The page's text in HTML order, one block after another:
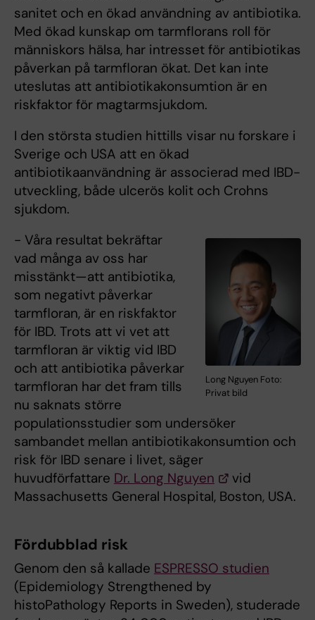
sanitet och en ökad användning av antibiotika.
Med ökad kunskap om tarmflorans roll för
människors hälsa, har intresset för antibiotikas
påverkan på tarmfloran ökat. Det kan inte
uteslutas att antibiotikakonsumtion är en
riskfaktor för magtarmsjukdom.
I den största studien hittills visar nu forskare i
Sverige och USA att en ökad
antibiotikaanvändning är associerad med IBD-
utveckling, både ulcerös kolit och Crohns
sjukdom.
Long Nguyen Foto:
Privat bild
- Våra resultat bekräftar
vad många av oss har
misstänkt—att antibiotika,
som negativt påverkar
tarmfloran, är en riskfaktor
för IBD. Trots att vi vet att
tarmfloran är viktig vid IBD
och att antibiotika påverkar
tarmfloran har det fram tills
nu saknats större
populationsstudier som undersöker
sambandet mellan antibiotikakonsumtion och
risk för IBD senare i livet, säger
huvudförfattare Dr. Long Nguyen
vid
Massachusetts General Hospital, Boston, USA.
Fördubblad risk
Genom den så kallade ESPRESSO studien
(Epidemiology Strengthened by
histoPathology Reports in Sweden), studerade